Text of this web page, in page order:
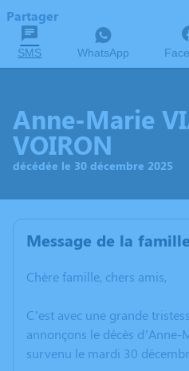
Partager
SMS WhatsApp
Anne-Marie
VOIRON
décédée le 30 décembre 2025
Message de la famille
Chère famille, chers amis,
C’est avec une grande
annonçons le décès d’Anne-
survenu le mardi 30